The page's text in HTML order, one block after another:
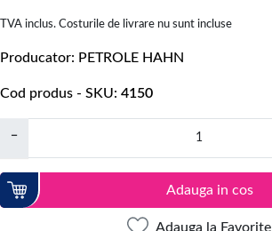
TVA inclus. Costurile de livrare nu sunt incluse
Producator PETROLE HAHN
Cod produs - SKU 4150
−
Adauga in cos
Adauga la Favorite